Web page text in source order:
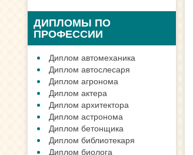
ДИПЛОМЫ ПО
ПРОФЕССИИ
Диплом автомеханика
Диплом автослесаря
Диплом агронома
Диплом актера
Диплом архитектора
Диплом астронома
Диплом бетонщика
Диплом библиотекаря
Диплом биолога